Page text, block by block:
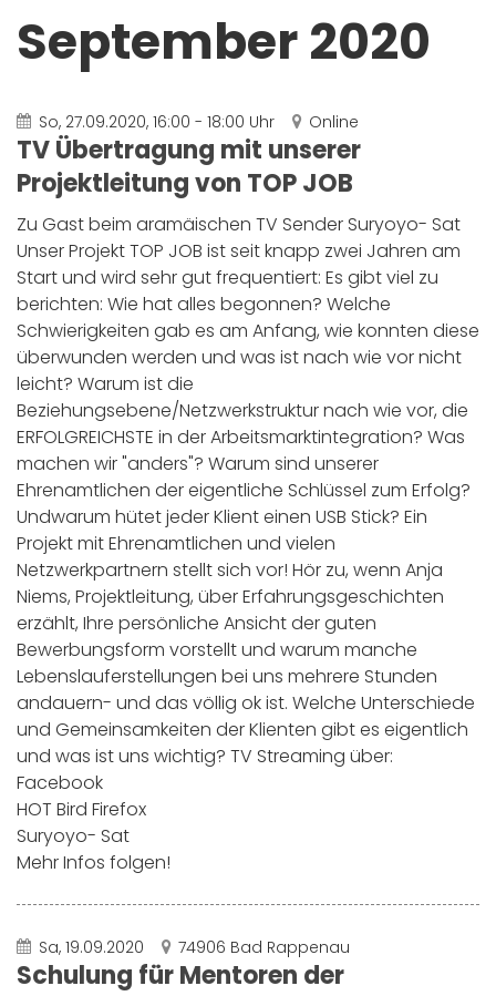
September 2020
So, 27.09.2020, 16:00 - 18:00 Uhr Online
TV Übertragung mit unserer
Projektleitung von TOP JOB
Zu Gast beim aramäischen TV Sender Suryoyo- Sat
Unser Projekt TOP JOB ist seit knapp zwei Jahren am
Start und wird sehr gut frequentiert: Es gibt viel zu
berichten: Wie hat alles begonnen? Welche
Schwierigkeiten gab es am Anfang, wie konnten diese
überwunden werden und was ist nach wie vor nicht
leicht? Warum ist die
Beziehungsebene/Netzwerkstruktur nach wie vor, die
ERFOLGREICHSTE in der Arbeitsmarktintegration? Was
machen wir "anders"? Warum sind unserer
Ehrenamtlichen der eigentliche Schlüssel zum Erfolg?
Undwarum hütet jeder Klient einen USB Stick? Ein
Projekt mit Ehrenamtlichen und vielen
Netzwerkpartnern stellt sich vor! Hör zu, wenn Anja
Niems, Projektleitung, über Erfahrungsgeschichten
erzählt, Ihre persönliche Ansicht der guten
Bewerbungsform vorstellt und warum manche
Lebenslauferstellungen bei uns mehrere Stunden
andauern- und das völlig ok ist. Welche Unterschiede
und Gemeinsamkeiten der Klienten gibt es eigentlich
und was ist uns wichtig? TV Streaming über:
Facebook
HOT Bird Firefox
Suryoyo- Sat
Mehr Infos folgen!
Sa, 19.09.2020 74906 Bad Rappenau
Schulung für Mentoren der